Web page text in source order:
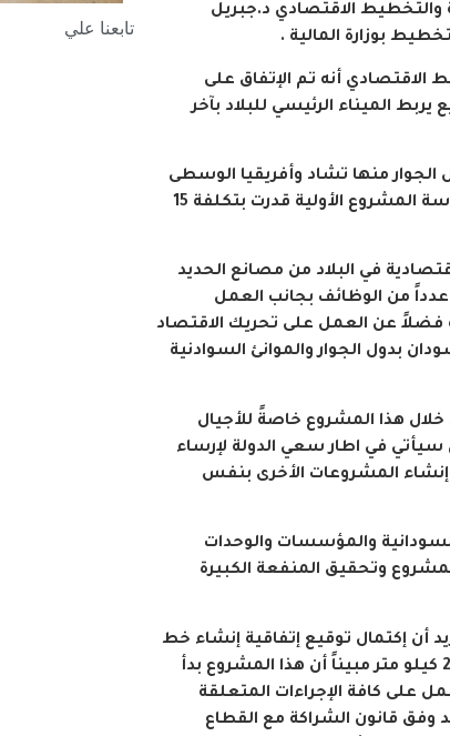
والتخطيط الاقتصادي د.جبريل
بوزارة المالية .
الاقتصادي أنه تم الإتفاق على
الميناء الرئيسي للبلاد بآخر
منها تشاد وأفريقيا الوسطى
وجنوب السودان وإثيوبيا، مشيراً إلى أن دراسة المشروع الأولية قدرت بتكلفة 15
في البلاد من مصانع الحديد
من الوظائف بجانب العمل
فضلاً عن العمل على تحريك الاقتصاد
بدول الجوار والموانئ السوادنية
خلال هذا المشروع خاصةً للأجيال
سيأتي في اطار سعي الدولة لإرساء
وإنشاء المشروعات الأخرى بنفس
والمؤسسات والوحدات
وتحقيق المنفعة الكبيرة
أن إكتمال توقيع إتفاقية إنشاء خط
سكة حديد (بورتسودان – أدري) بطول 2467 كيلو متر مبيناً أن هذا المشروع بدأ
على كافة الإجراءات المتعلقة
وفق قانون الشراكة مع القطاع
تابعنا علي